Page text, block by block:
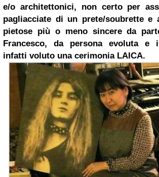
e/o architettonici, non certo per
pagliacciate di un prete/soubrette e
pietose più o meno sincere da
Francesco, da persona evoluta e
infatti voluto una cerimonia LAICA.